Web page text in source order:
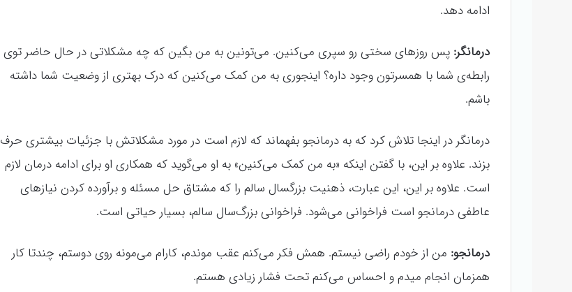
ادامه دهد.
درمانگر: پس روزهای سختی رو سپری می‌کنین. می‌تونین به من بگین که چه مشکلاتی در حال حاضر توی
رابطه‌ی شما با همسرتون وجود داره؟ اینجوری به من کمک می‌کنین که درک بهتری از وضعیت شما داشته
باشم.
درمانگر در اینجا تلاش کرد که به درمانجو بفهماند که لازم است در مورد مشکلاتش با جزئیات بیشتری حرف
بزند. علاوه بر این، با گفتن اینکه «به من کمک می‌کنین» به او می‌گوید که همکاری او برای ادامه درمان لازم
است. علاوه بر این، این عبارت، ذهنیت بزرگسال سالم را که مشتاق حل مسئله و برآورده کردن نیازهای
عاطفی درمانجو است فراخوانی می‌شود. فراخوانی بزرگ‌سال سالم، بسیار حیاتی است.
درمانجو: من از خودم راضی نیستم. همش فکر می‌کنم عقب موندم، کارام می‌مونه روی دوستم، چندتا کار
همزمان انجام میدم و احساس می‌کنم تحت فشار زیادی هستم.